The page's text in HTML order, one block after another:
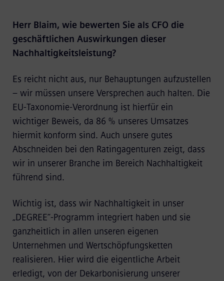
Herr Blaim, wie bewerten Sie als CFO die
geschäftlichen Auswirkungen dieser
Nachhaltigkeitsleistung?
Es reicht nicht aus, nur Behauptungen aufzustellen
– wir müssen unsere Versprechen auch halten. Die
EU-Taxonomie-Verordnung ist hierfür ein
wichtiger Beweis, da 86 % unseres Umsatzes
hiermit konform sind. Auch unsere gutes
Abschneiden bei den Ratingagenturen zeigt, dass
wir in unserer Branche im Bereich Nachhaltigkeit
führend sind.
Wichtig ist, dass wir Nachhaltigkeit in unser
„DEGREE“-Programm integriert haben und sie
ganzheitlich in allen unseren eigenen
Unternehmen und Wertschöpfungsketten
realisieren. Hier wird die eigentliche Arbeit
erledigt, von der Dekarbonisierung unserer